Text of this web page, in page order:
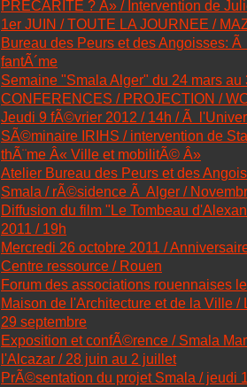
PRECARITE ? Â» / Intervention de
1er JUIN / TOUTE LA JOURNEE /
Bureau des Peurs et des Angoisses:
fantÃ´me
Semaine "Smala Alger" du 24 mars au
CONFERENCES / PROJECTION /
Jeudi 9 fÃ©vrier 2012 / 14h / Ã
SÃ©minaire IRIHS / intervention de
thÃ¨me Â« Ville et mobilitÃ© Â»
Atelier Bureau des Peurs et des
Smala / rÃ©sidence Ã Alger /
Diffusion du film "Le Tombeau
2011 / 19h
Mercredi 26 octobre 2011 /
Centre ressource / Rouen
Forum des associations rouennaises
Maison de l'Architecture et de la Ville
29 septembre
Exposition et confÃ©rence / Smala
l'Alcazar / 28 juin au 2 juillet
PrÃ©sentation du projet Smala / jeudi